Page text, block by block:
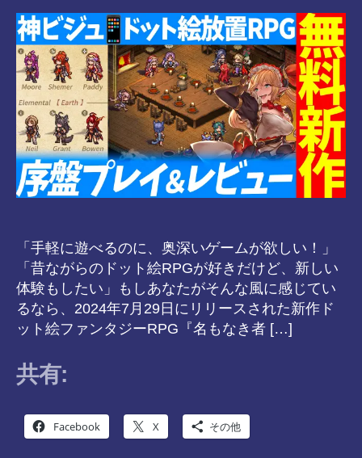
8-
vr
「手軽に遊べるのに、奥深いゲームが欲しい！」
「昔ながらのドット絵RPGが好きだけど、新しい
体験もしたい」もしあなたがそんな風に感じてい
るなら、2024年7月29日にリリースされた新作ド
ット絵ファンタジーRPG『名もなき者 […]
共有:
Facebook X その他